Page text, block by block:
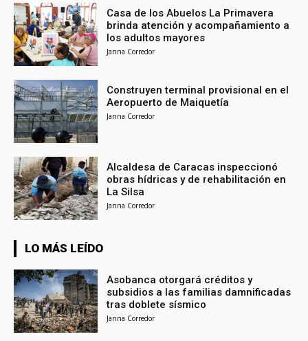
Casa de los Abuelos La Primavera
brinda atención y acompañamiento a
los adultos mayores
Janna Corredor
Construyen terminal provisional en el
Aeropuerto de Maiquetía
Janna Corredor
Alcaldesa de Caracas inspeccionó
obras hídricas y de rehabilitación en
La Silsa
Janna Corredor
LO MÁS LEÍDO
Asobanca otorgará créditos y
subsidios a las familias damnificadas
tras doblete sísmico
Janna Corredor